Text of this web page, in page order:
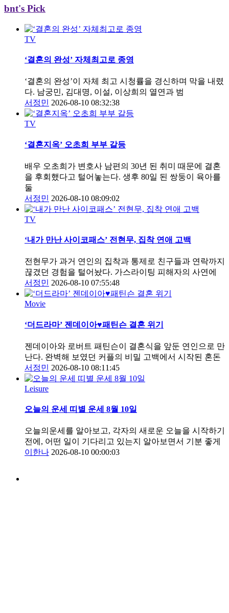
bnt's Pick
TV
‘결혼의 완성’ 자체최고로 종영
‘결혼의 완성’이 자체 최고 시청률을 경신하며 막을 내렸
다. 남궁민, 김대명, 이설, 이상희의 열연과 범
서정민 2026-08-10 08:32:38
TV
‘결혼지옥’ 오초희 부부 갈등
배우 오초희가 변호사 남편의 30년 된 취미 때문에 결혼
을 후회했다고 털어놓는다. 생후 80일 된 쌍둥이 육아를
둘
서정민 2026-08-10 08:09:02
TV
‘내가 만난 사이코패스’ 전현무, 집착 연애 고백
전현무가 과거 연인의 집착과 통제로 친구들과 연락까지
끊겼던 경험을 털어놨다. 가스라이팅 피해자의 사연에
서정민 2026-08-10 07:55:48
Movie
‘더드라마’ 젠데이아♥패틴슨 결혼 위기
젠데이아와 로버트 패틴슨이 결혼식을 앞둔 연인으로 만
난다. 완벽해 보였던 커플의 비밀 고백에서 시작된 혼돈
서정민 2026-08-10 08:11:45
Leisure
오늘의 운세 띠별 운세 8월 10일
오늘의운세를 알아보고, 각자의 새로운 오늘을 시작하기
전에, 어떤 일이 기다리고 있는지 알아보면서 기분 좋게
이한나 2026-08-10 00:00:03